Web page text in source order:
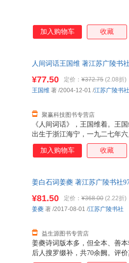
加入购物车 收藏
人间词话王国维 著江苏广陵书
《人间词话》，王国维着。王
出生于浙江海宁，一九二七年
近现代著名学者，在文史研究
丰富，侯人辑有《海宁王静安
说〕对中国古典诗词以及作家
独特且具有一定系统性的文艺
重视和评价，〔境界〕一词更
¥77.50 定价： ¥372.75 (2.08折)
聚赢科技图书专营店
王国维 著 /2004-12-01 /江苏广陵书
加入购物车 收藏
姜白石词姜夔 著江苏广陵书社
姜夔诗词版本多，但全本、善
后人搜罗缀补，共70余阙。评
¥81.50 定价： ¥368.00 (2.22折)
益生源图书专营店
姜夔 著 /2017-08-01 /江苏广陵书社